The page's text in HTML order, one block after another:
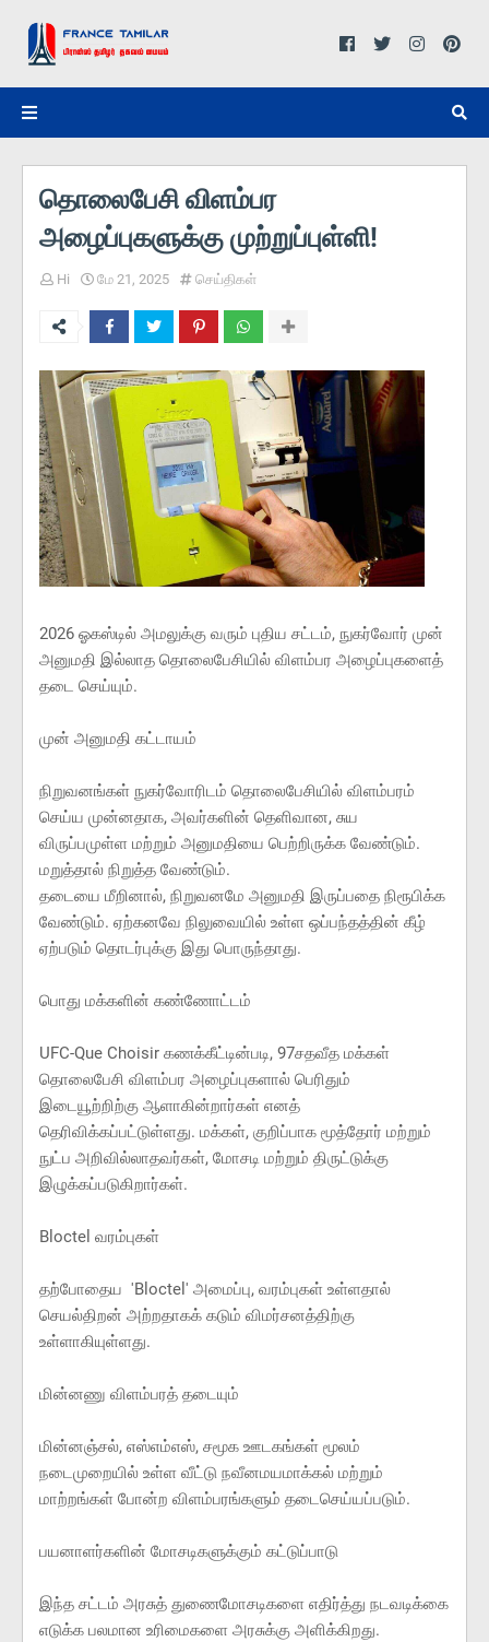
தொலைபேசி விளம்பர
அழைப்புகளுக்கு முற்றுப்புள்ளி!
Hi மே 21, 2025 செய்திகள்
2026 ஓகஸ்டில் அமலுக்கு வரும் புதிய சட்டம், நுகர்வோர் முன்
அனுமதி இல்லாத தொலைபேசியில் விளம்பர அழைப்புகளைத்
தடை செய்யும்.
முன் அனுமதி கட்டாயம்
நிறுவனங்கள் நுகர்வோரிடம் தொலைபேசியில் விளம்பரம்
செய்ய முன்னதாக, அவர்களின் தெளிவான, சுய
விருப்பமுள்ள மற்றும் அனுமதியை பெற்றிருக்க வேண்டும்.
மறுத்தால் நிறுத்த வேண்டும்.
தடையை மீறினால், நிறுவனமே அனுமதி இருப்பதை நிரூபிக்க
வேண்டும். ஏற்கனவே நிலுவையில் உள்ள ஒப்பந்தத்தின் கீழ்
ஏற்படும் தொடர்புக்கு இது பொருந்தாது.
பொது மக்களின் கண்ணோட்டம்
UFC-Que Choisir கணக்கீட்டின்படி, 97சதவீத மக்கள்
தொலைபேசி விளம்பர அழைப்புகளால் பெரிதும்
இடையூற்றிற்கு ஆளாகின்றார்கள் எனத்
தெரிவிக்கப்பட்டுள்ளது. மக்கள், குறிப்பாக மூத்தோர் மற்றும்
நுட்ப அறிவில்லாதவர்கள், மோசடி மற்றும் திருட்டுக்கு
இழுக்கப்படுகிறார்கள்.
Bloctel வரம்புகள்
தற்போதைய 'Bloctel' அமைப்பு, வரம்புகள் உள்ளதால்
செயல்திறன் அற்றதாகக் கடும் விமர்சனத்திற்கு
உள்ளாகியுள்ளது.
மின்னணு விளம்பரத் தடையும்
மின்னஞ்சல், எஸ்எம்எஸ், சமூக ஊடகங்கள் மூலம்
நடைமுறையில் உள்ள வீட்டு நவீனமயமாக்கல் மற்றும்
மாற்றங்கள் போன்ற விளம்பரங்களும் தடைசெய்யப்படும்.
பயனாளர்களின் மோசடிகளுக்கும் கட்டுப்பாடு
இந்த சட்டம் அரசுத் துணைமோசடிகளை எதிர்த்து நடவடிக்கை
எடுக்க பலமான உரிமைகளை அரசுக்கு அளிக்கிறது.